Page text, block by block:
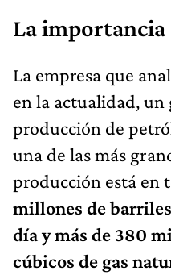
La importancia
La empresa que
en la actualidad, un
producción de
una de las más
producción está en
millones de
día y más de 380
cúbicos de gas